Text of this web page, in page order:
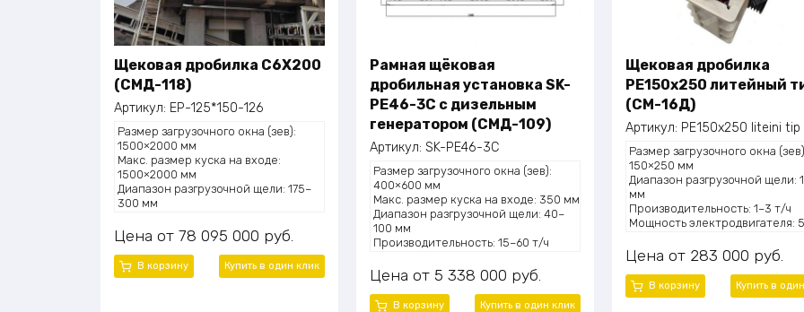
Щековая дробилка C6X200
(СМД-118)
Артикул: EP-125*150-126
Размер загрузочного окна (зев):
1500×2000 мм
Макс. размер куска на входе:
1500×2000 мм
Диапазон разгрузочной щели: 175–
300 мм
Мощность электродвигателя: 400
кВт
Габаритные размеры (ДхШхВ):
6800×4100×4950 мм
Цена 78 095 000 руб.
В корзину Купить в один клик
Рамная щёковая
дробильная установка SK-
PE46-3C с дизельным
генератором (СМД-109)
Артикул: SK-PE46-3C
Размер загрузочного окна (зев):
400×600 мм
Макс. размер куска на входе: 350 мм
Диапазон разгрузочной щели: 40–
100 мм
Производительность: 15–60 т/ч
Габаритные размеры (ДхШхВ):
14500×3700×5950 мм
Масса (общая): 17 400 кг
Цена 5 338 000 руб.
В корзину Купить в один клик
Щековая дробилка
PE150x250 литейный
(СМ-16Д)
Артикул: PE150x250 liteini tip
Размер загрузочного окна
150×250 мм
Диапазон разгрузочной щели:
мм
Производительность: 1–3 т/ч
Мощность электродвигателя:
Габаритные размеры (ДхШхВ):
720×660×850 мм
Масса (общая): 500 кг
Цена 283 000 руб.
В корзину Купить в